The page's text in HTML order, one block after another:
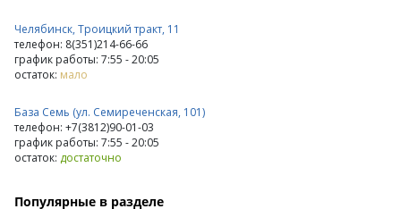
Челябинск, Троицкий тракт, 11
телефон: 8(351)214-66-66
график работы: 7:55 - 20:05
остаток: мало
База Семь (ул. Семиреченская, 101)
телефон: +7(3812)90-01-03
график работы: 7:55 - 20:05
остаток: достаточно
Популярные в разделе